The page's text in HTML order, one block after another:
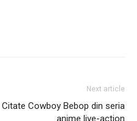
Next article
Citate Cowboy Bebop din seria
anime live-action